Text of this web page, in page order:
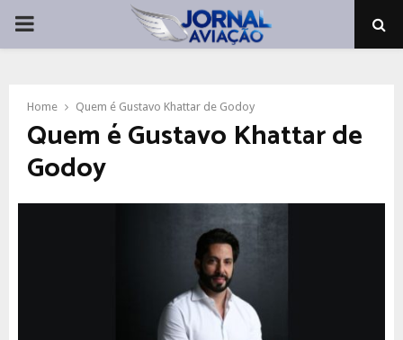
PRIMARY
Home Quem é Gustavo Khattar de Godoy
Quem é Gustavo Khattar de
Godoy